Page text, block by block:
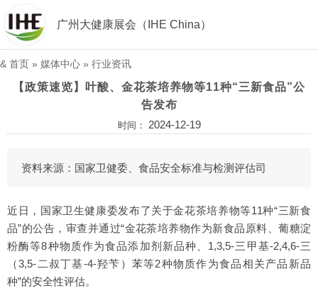
广州大健康展会（IHE China）
& 首页 » 媒体中心 » 行业资讯
【政策速览】叶酸、金花茶培养物等11种“三新食品”公
告发布
时间： 2024-12-19
资料来源：国家卫健委、食品安全标准与检测评估司
近日，国家卫生健康委发布了关于金花茶培养物等11种“三新食
品”的公告，审查并通过“金花茶培养物作为新食品原料、葡糖淀
粉酶等8种物质作为食品添加剂新品种、1,3,5-三甲基-2,4,6-三
（3,5-二叔丁基-4-羟苄）苯等2种物质作为食品相关产品新品
种”的安全性评估。